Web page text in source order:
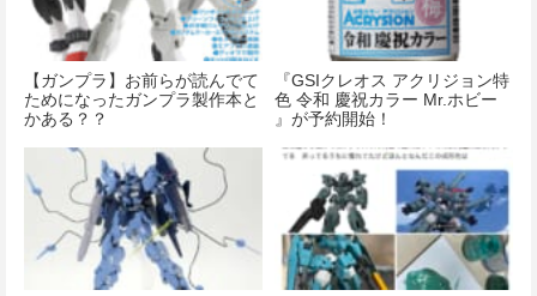
【ガンプラ】お前らが読んでて
ためになったガンプラ製作本と
かある？？
『GSIクレオス アクリジョン特
色 令和 慶祝カラー Mr.ホビー
』が予約開始！